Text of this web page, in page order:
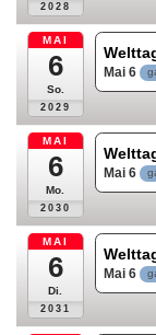
2028
MAI
6
So.
2029
Mai 6
MAI
6
Mo.
2030
Mai 6
MAI
6
Di.
2031
Mai 6